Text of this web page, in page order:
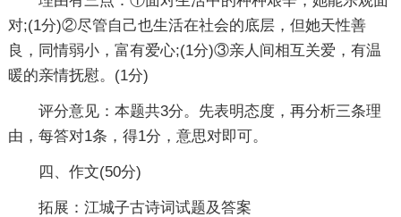
对;(1分)②尽管自己也生活在社会的底层，但她天性善
良，同情弱小，富有爱心;(1分)③亲人间相互关爱，有温
暖的亲情抚慰。(1分)
评分意见：本题共3分。先表明态度，再分析三条理
由，每答对1条，得1分，意思对即可。
四、作文(50分)
拓展：江城子古诗词试题及答案